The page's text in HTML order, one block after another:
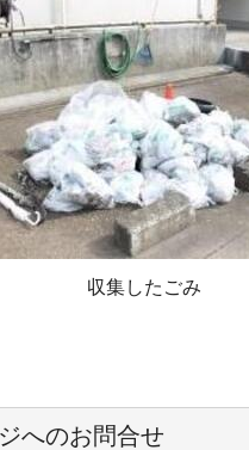
収集したごみ
へのお問合せ